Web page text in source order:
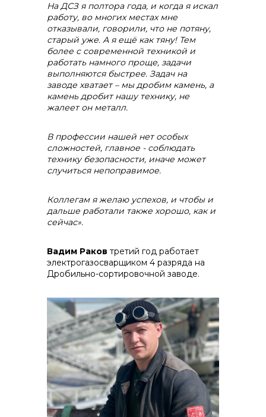
На ДСЗ я полтора года, и когда я искал
работу, во многих местах мне
отказывали, говорили, что не потяну,
старый уже. А я ещё как тяну! Тем
более с современной техникой и
работать намного проще, задачи
выполняются быстрее. Задач на
заводе хватает – мы дробим камень, а
камень дробит нашу технику, не
жалеет он металл.
В профессии нашей нет особых
сложностей, главное - соблюдать
технику безопасности, иначе может
случиться непоправимое.
Коллегам я желаю успехов, и чтобы и
дальше работали также хорошо, как и
сейчас».
Вадим Раков третий год работает
электрогазосварщиком 4 разряда на
Дробильно-сортировочной заводе.